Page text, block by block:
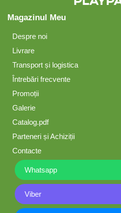
Magazinul Meu
Despre noi
Livrare
Transport și logistica
Întrebări frecvente
Promoții
Galerie
Catalog.pdf
Parteneri și Achiziții
Contacte
Whatsapp
Viber